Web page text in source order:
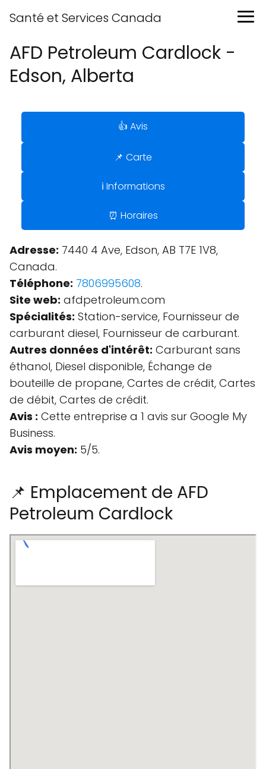
Santé et Services Canada
AFD Petroleum Cardlock -
Edson, Alberta
👍 Avis
📌 Carte
ℹ️ Informations
⏰ Horaires
Adresse: 7440 4 Ave, Edson, AB T7E 1V8,
Canada.
Téléphone: 7806995608.
Site web: afdpetroleum.com
Spécialités: Station-service, Fournisseur de
carburant diesel, Fournisseur de carburant.
Autres données d'intérêt: Carburant sans
éthanol, Diesel disponible, Échange de
bouteille de propane, Cartes de crédit, Cartes
de débit, Cartes de crédit.
Avis : Cette entreprise a 1 avis sur Google My
Business.
Avis moyen: 5/5.
📌 Emplacement de AFD
Petroleum Cardlock